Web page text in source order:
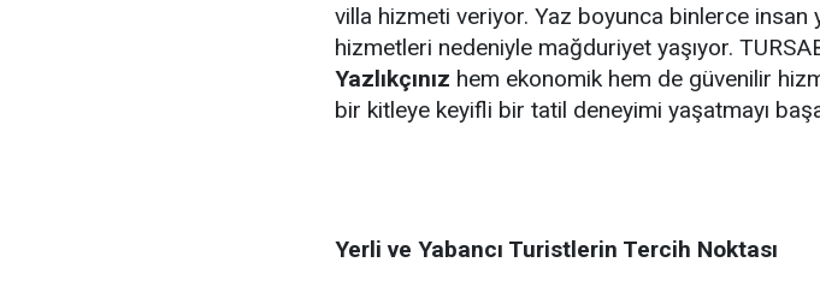
villa hizmeti veriyor. Yaz boyunca binlerce insan
hizmetleri nedeniyle mağduriyet yaşıyor.
Yazlıkçınız hem ekonomik hem de güvenilir
bir kitleye keyifli bir tatil deneyimi yaşatmayı
Yerli ve Yabancı Turistlerin Tercih Noktası